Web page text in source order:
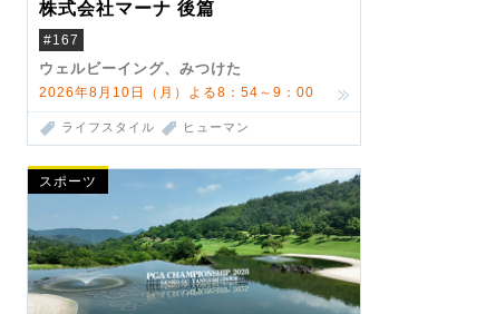
株式会社マーナ 後篇
#167
ウェルビーイング、みつけた
2026年8月10日（月）よる8：54～9：00
ライフスタイル ヒューマン
スポーツ